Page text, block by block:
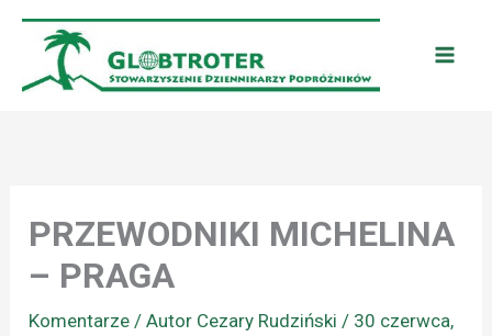
Przejdź
treści
PRZEWODNIKI MICHELINA
– PRAGA
Komentarze / Autor Cezary Rudziński/ 30 czerwca,